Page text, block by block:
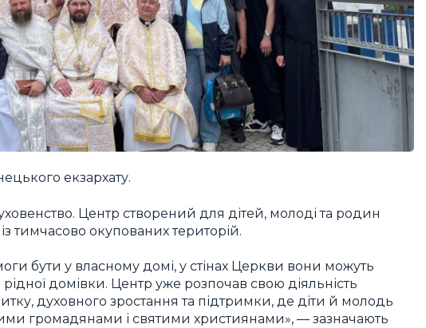
екзархату.
Центр створений для дітей, молоді та родин
тимчасово окупованих територій.
бути у власному домі, у стінах Церкви вони можуть
домівки. Центр уже розпочав свою діяльність
духовного зростання та підтримки, де діти й молодь
громадянами і святими християнами», — зазначають